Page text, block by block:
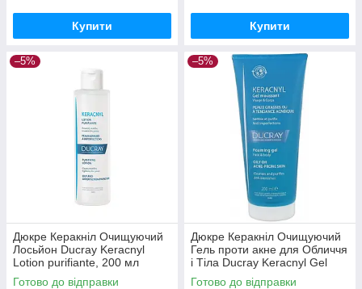
Купити Купити
–5%
Дюкре Керакніл Очищуючий
Лосьйон Ducray Keracnyl
Lotion purifiante, 200 мл
Готово до відправки
–5%
Дюкре Керакніл Очищуючий
Гель проти акне для Обличчя
і Тіла Ducray Keracnyl Gel
moussant 200 мл
Готово до відправки